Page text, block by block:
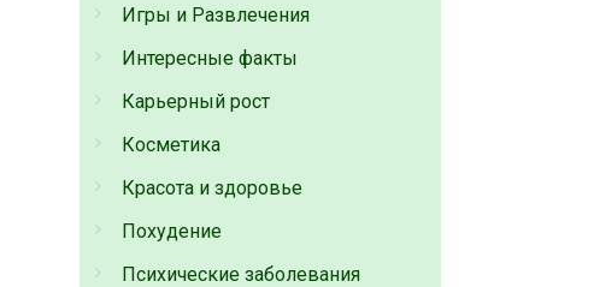
Игры и Развлечения
Интересные факты
Карьерный рост
Косметика
Красота и здоровье
Похудение
Психические заболевания